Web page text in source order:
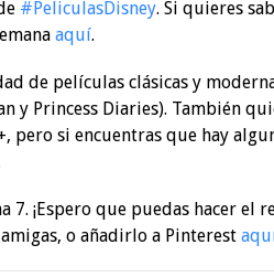
#PeliculasDisney. Si quieres
aquí.
de películas clásicas y
y Princess Diaries). También
pero si encuentras que hay
7. ¡Espero que puedas hacer el
o añadirlo a Pinterest